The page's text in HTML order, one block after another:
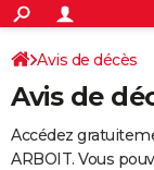
ACTUALITÉS
Politique
Société
Faits Divers
Education
Monde
Villes
+
SPORT
Coupe du monde
Football
Tennis
Cyclisme
Rugby
Forum
Programme TV
TNT
Streaming
Cinéma
Sorties cinéma
Musique
+
FINANCE
Avis de décès
Avis de
Accédez
ARBOIT. Vous